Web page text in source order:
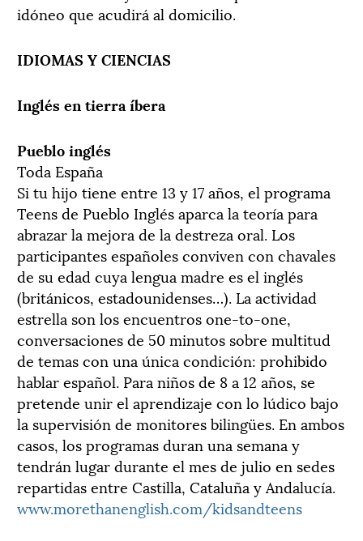
idóneo que acudirá al domicilio.
IDIOMAS Y CIENCIAS
Inglés en tierra íbera
Pueblo inglés
Toda España
Si tu hijo tiene entre 13 y 17 años, el programa
Teens de Pueblo Inglés aparca la teoría para
abrazar la mejora de la destreza oral. Los
participantes españoles conviven con chavales
de su edad cuya lengua madre es el inglés
(británicos, estadounidenses…). La actividad
estrella son los encuentros one-to-one,
conversaciones de 50 minutos sobre multitud
de temas con una única condición: prohibido
hablar español. Para niños de 8 a 12 años, se
pretende unir el aprendizaje con lo lúdico bajo
la supervisión de monitores bilingües. En ambos
casos, los programas duran una semana y
tendrán lugar durante el mes de julio en sedes
repartidas entre Castilla, Cataluña y Andalucía.
www.morethanenglish.com/kidsandteens